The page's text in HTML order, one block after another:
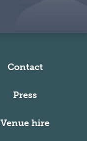
Contact
Press
Venue hire